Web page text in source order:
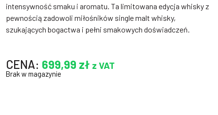
intensywność smaku i aromatu. Ta limitowana edycja whisky z
pewnością zadowoli miłośników single malt whisky,
szukających bogactwa i pełni smakowych doświadczeń.
CENA: 699,99 zł z VAT
Brak w magazynie